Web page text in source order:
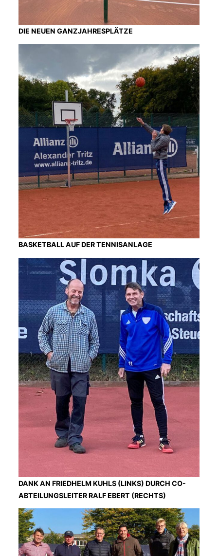
DIE NEUEN GANZJAHRESPLÄTZE
BASKETBALL AUF DER TENNISANLAGE
DANK AN FRIEDHELM KUHLS (LINKS) DURCH CO-
ABTEILUNGSLEITER RALF EBERT (RECHTS)